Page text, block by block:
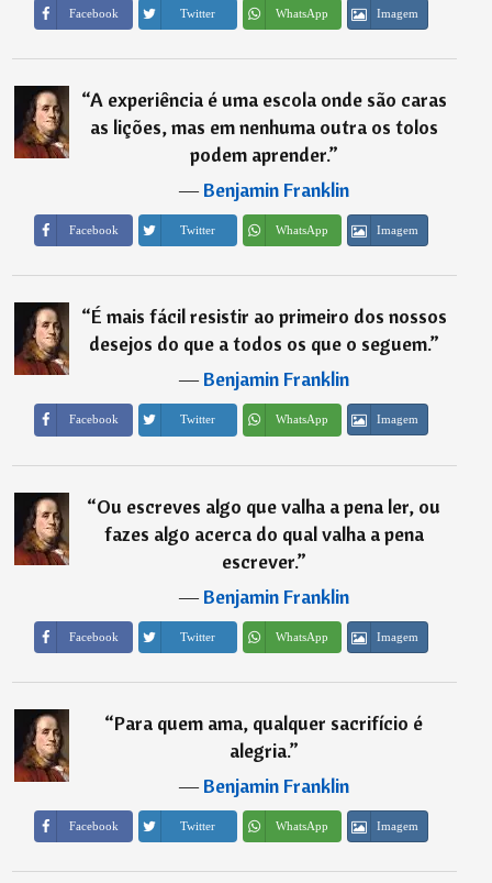
Facebook Twitter WhatsApp Imagem
“A experiência é uma escola onde são caras
as lições, mas em nenhuma outra os tolos
podem aprender.”
―Benjamin Franklin
Facebook Twitter WhatsApp Imagem
“É mais fácil resistir ao primeiro dos nossos
desejos do que a todos os que o seguem.”
―Benjamin Franklin
Facebook Twitter WhatsApp Imagem
“Ou escreves algo que valha a pena ler, ou
fazes algo acerca do qual valha a pena
escrever.”
―Benjamin Franklin
Facebook Twitter WhatsApp Imagem
“Para quem ama, qualquer sacrifício é
alegria.”
―Benjamin Franklin
Facebook Twitter WhatsApp Imagem